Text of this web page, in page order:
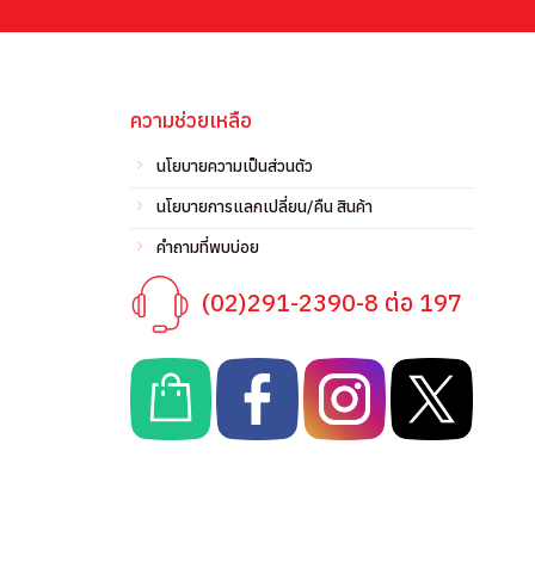
ความช่วยเหลือ
นโยบายความเป็นส่วนตัว
นโยบายการแลกเปลี่ยน/คืน สินค้า
คำถามที่พบบ่อย
(02)291-2390-8 ต่อ 197